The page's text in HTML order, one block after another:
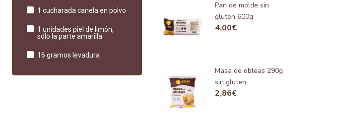
1 cucharada canela en polvo
1 unidades piel de limón,
sólo la parte amarilla
16 gramos levadura
Pan de molde sin
gluten 600g
4,00€
Masa de obleas 290g
sin gluten
2,86€